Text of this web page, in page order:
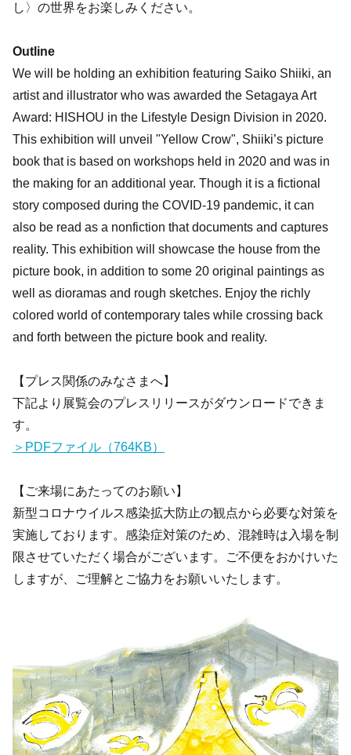
し〉の世界をお楽しみください。
Outline
We will be holding an exhibition featuring Saiko Shiiki, an
artist and illustrator who was awarded the Setagaya Art
Award: HISHOU in the Lifestyle Design Division in 2020.
This exhibition will unveil "Yellow Crow", Shiiki’s picture
book that is based on workshops held in 2020 and was in
the making for an additional year. Though it is a fictional
story composed during the COVID-19 pandemic, it can
also be read as a nonfiction that documents and captures
reality. This exhibition will showcase the house from the
picture book, in addition to some 20 original paintings as
well as dioramas and rough sketches. Enjoy the richly
colored world of contemporary tales while crossing back
and forth between the picture book and reality.
【プレス関係のみなさまへ】
下記より展覧会のプレスリリースがダウンロードできま
す。
＞PDFファイル（764KB）
【ご来場にあたってのお願い】
新型コロナウイルス感染拡大防止の観点から必要な対策を
実施しております。感染症対策のため、混雑時は入場を制
限させていただく場合がございます。ご不便をおかけいた
しますが、ご理解とご協力をお願いいたします。